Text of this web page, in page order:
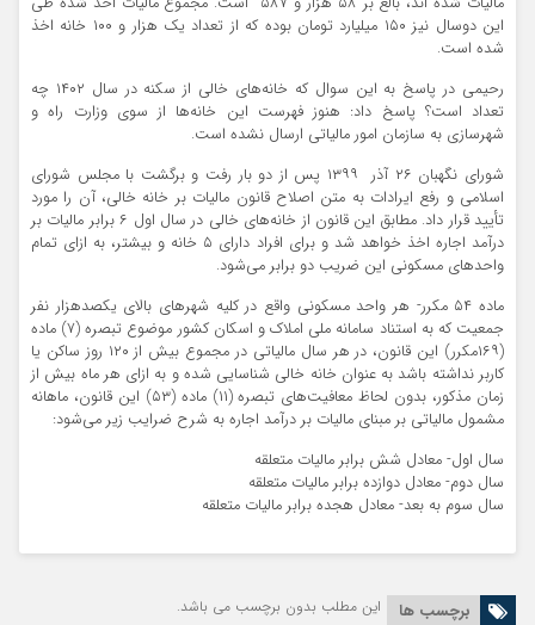
این دوسال نیز ۱۵۰ میلیارد تومان بوده که از تعداد یک هزار و ۱۰۰ خانه اخذ
شده است.
رحیمی در پاسخ به این سوال که خانه‌های خالی از سکنه در سال ۱۴۰۲ چه
تعداد است؟ پاسخ داد: هنوز فهرست این خانه‌ها از سوی وزارت راه و
شهرسازی به سازمان امور مالیاتی ارسال نشده است.
شورای نگهبان ۲۶ آذر ۱۳۹۹ پس از دو بار رفت و برگشت با مجلس شورای
اسلامی و رفع ایرادات به متن اصلاح قانون مالیات بر خانه خالی، آن را مورد
تأیید قرار داد. مطابق این قانون از خانه‌های خالی در سال اول ۶ برابر مالیات بر
درآمد اجاره اخذ خواهد شد و برای افراد دارای ۵ خانه و بیشتر، به ازای تمام
واحدهای مسکونی این ضریب دو برابر می‌شود.
ماده ۵۴ مکرر- هر واحد مسکونی واقع در کلیه شهر‌های بالای یکصدهزار نفر
جمعیت که به استناد سامانه ملی املاک و اسکان کشور موضوع تبصره (۷) ماده
(۱۶۹مکرر) این قانون، در هر سال مالیاتی در مجموع بیش از ۱۲۰ روز ساکن یا
کاربر نداشته باشد به عنوان خانه خالی شناسایی شده و به ازای هر ماه بیش از
زمان مذکور، بدون لحاظ معافیت‌های تبصره (۱۱) ماده (۵۳) این قانون، ماهانه
مشمول مالیاتی بر مبنای مالیات بر درآمد اجاره به شرح ضرایب زیر می‌شود:
سال اول- معادل شش برابر مالیات متعلقه
سال دوم- معادل دوازده برابر مالیات متعلقه
سال سوم به بعد- معادل هجده برابر مالیات متعلقه
برچسب ها این مطلب بدون برچسب می باشد.